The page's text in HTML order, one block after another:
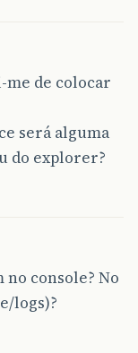
me de colocar
será alguma
do explorer?
no console? No
logs)?